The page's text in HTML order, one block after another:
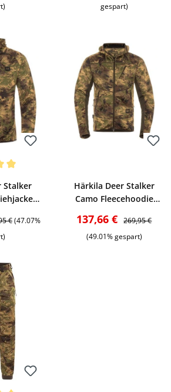
gespart)
Stalker
Preis:
€(47.07%
Härkila Deer Stalker
Camo Fleecehoodie
green)
Verkaufspreis:
137,66 € Regulärer Preis:
269,95 €
(49.01% gespart)